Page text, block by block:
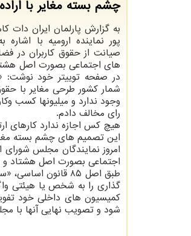
چشم بسته مغایر با
به گزارش پارلمان ایران دات
پور نماینده ارومیه با اشاره
صیانت از حقوق کاربران در
های اجتماعی بصورت اصل
در صفحه توییتر خود
شمار کشور طرحی مغایر با
وجود ندارد و میلیونها کسب
‏رای مخالف دادم.
هیچ کس اجازه ندارد کارهای
‏این تصمیم های چشم بسته
امروز نمایندگان مجلس
اجتماعی بصورت اصل هشتاد
طبق اصل ۸۵ قانون
گذاری را به شخص یا هیئتی
کمیسیون های داخلی خود
شود و تصویب نهایی آنها با